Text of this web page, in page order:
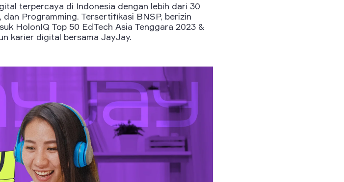
terpercaya di Indonesia dengan lebih dari 30
Programming. Tersertifikasi BNSP, berizin
HolonIQ Top 50 EdTech Asia Tenggara 2023 &
karier digital bersama JayJay.